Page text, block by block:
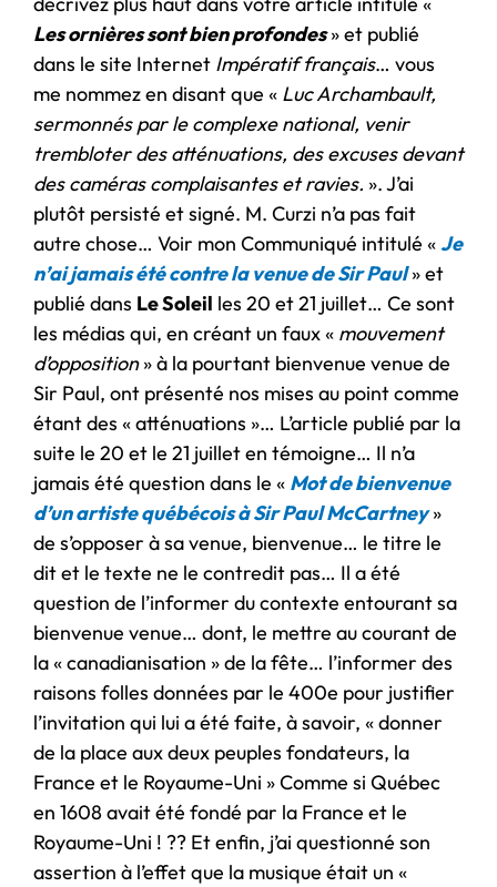
Les ornières sont bien profondes» et publié
dans le site Internet Impératif français… vous
me nommez en disant que « Luc Archambault,
sermonnés par le complexe national, venir
trembloter des atténuations, des excuses devant
des caméras complaisantes et ravies. ». J’ai
plutôt persisté et signé. M. Curzi n’a pas fait
autre chose… Voir mon Communiqué intitulé «Je
n’ai jamais été contre la venue de Sir Paul» et
publié dans Le Soleil les 20 et 21 juillet… Ce sont
les médias qui, en créant un faux « mouvement
d’opposition» à la pourtant bienvenue venue de
Sir Paul, ont présenté nos mises au point comme
étant des « atténuations »… L’article publié par la
suite le 20 et le 21 juillet en témoigne… Il n’a
jamais été question dans le « Mot de bienvenue
d’un artiste québécois à Sir Paul McCartney»
de s’opposer à sa venue, bienvenue… le titre le
dit et le texte ne le contredit pas… Il a été
question de l’informer du contexte entourant sa
bienvenue venue… dont, le mettre au courant de
la « canadianisation » de la fête… l’informer des
raisons folles données par le 400e pour justifier
l’invitation qui lui a été faite, à savoir, « donner
de la place aux deux peuples fondateurs, la
France et le Royaume-Uni » Comme si Québec
en 1608 avait été fondé par la France et le
Royaume-Uni ! ?? Et enfin, j’ai questionné son
assertion à l’effet que la musique était un «